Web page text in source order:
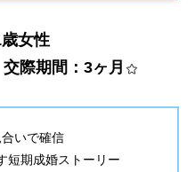
女性
際期間：3ヶ月
いで確信
短期成婚ストーリー